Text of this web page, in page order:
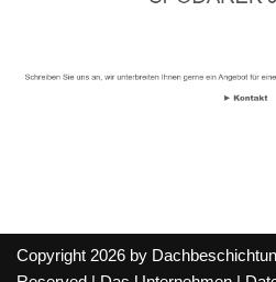
Copyright 2026 by